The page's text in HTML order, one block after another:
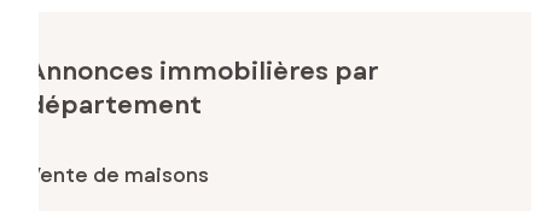
Annonces immobilières par
département
Vente de maisons